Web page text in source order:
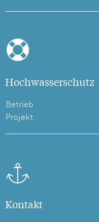
Hochwasserschutz
Betrieb
Projekt
Kontakt